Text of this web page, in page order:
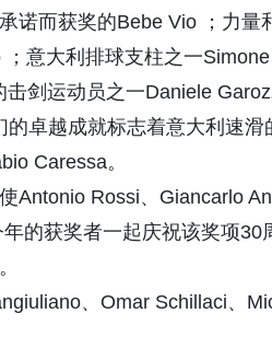
诺而获奖的Bebe Vio ；力
意大利排球支柱之一
剑运动员之一Daniele
卓越成就标志着意大利速
Caressa。
Antonio Rossi、Giancarlo
的获奖者一起庆祝该奖项
、Omar Schillaci、